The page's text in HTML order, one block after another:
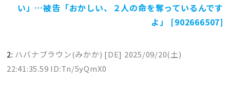
い」…被告「おかしい、２人の命を奪っているんです
よ」 [902666507]
2: ハバナブラウン(みかか) [DE] 2025/09/20(土)
22:41:35.59 ID:Tn/5yQmX0